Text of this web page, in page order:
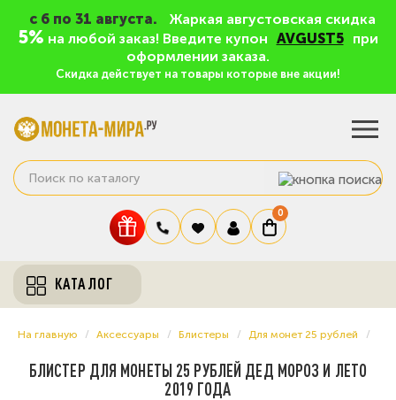
c 6 по 31 августа. Жаркая августовская скидка
5% на любой заказ! Введите купон AVGUST5
при
оформлении заказа.
Скидка действует на товары которые вне акции!
0
КАТАЛОГ
На главную Аксессуары Блистеры Для монет 25 рублей
БЛИСТЕР ДЛЯ МОНЕТЫ 25 РУБЛЕЙ ДЕД МОРОЗ И ЛЕТО
2019 ГОДА